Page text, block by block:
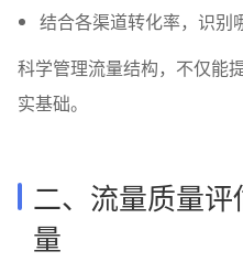
结合各渠道转化率，识别
科学管理流量结构，不仅能
实基础。
二、流量质量评
量